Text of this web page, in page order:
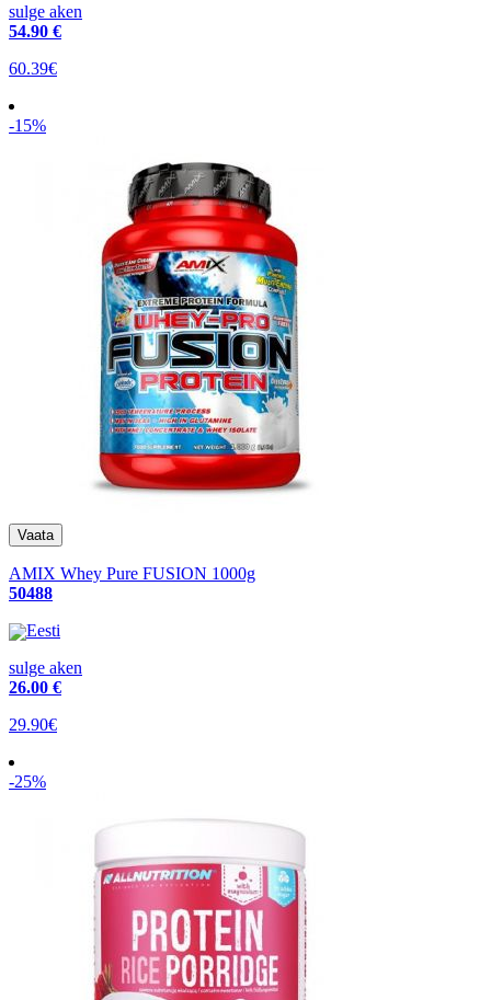
sulge aken
54.90 €
60.39€
-15%
AMIX Whey Pure FUSION 1000g
50488
Eesti
sulge aken
26.00 €
29.90€
-25%